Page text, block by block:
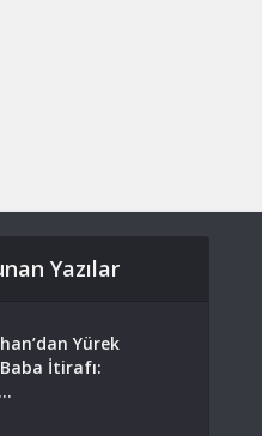
Yazılar
Yürek
İtirafı: